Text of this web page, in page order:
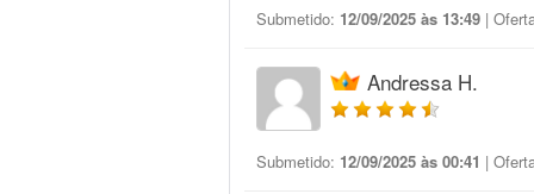
Submetido: 12/09/2025 às 13:49 |
Andressa H.
Submetido: 12/09/2025 às 00:41 |